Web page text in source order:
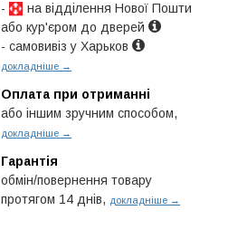
-
на відділення Нової Пошти
або кур'єром до дверей
- самовивіз у Харьков
докладніше →
Оплата при отриманні
або іншим зручним способом,
докладніше →
Гарантія
обмін/повернення товару
протягом 14 днів, докладніше →